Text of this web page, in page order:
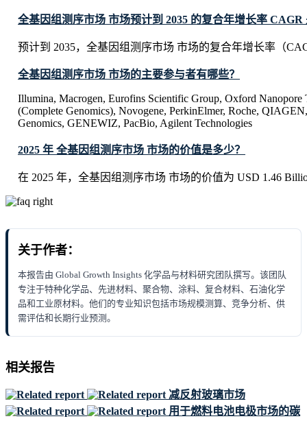
全基因组测序市场 市场预计到 2035 的复合年增长率 CAGR
预计到 2035，全基因组测序市场 市场的复合年增长率（
全基因组测序市场 市场的主要参与者有哪些？
Illumina, Macrogen, Eurofins Scientific Group, Oxford Nanopore
(Complete Genomics), Novogene, PerkinElmer, Roche,
Genomics, GENEWIZ, PacBio, Agilent Technologies
2025 年 全基因组测序市场 市场的价值是多少？
在 2025 年，全基因组测序市场 市场的价值为 USD 1.46
关于作者：
本报告由 Global Growth Insights 化学品与材料研究团队撰写。该团队
专注于特种化学品、先进材料、聚合物、涂料、复合材料、石油化学
品和工业原材料。他们的专业知识包括市场规模测算、竞争分析、供
需评估和长期行业预测。
相关报告
减反射玻璃市场
用于燃料电池电极市场的碳